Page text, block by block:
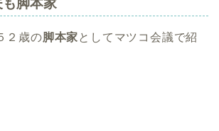
２歳の脚本家としてマツコ会議で紹